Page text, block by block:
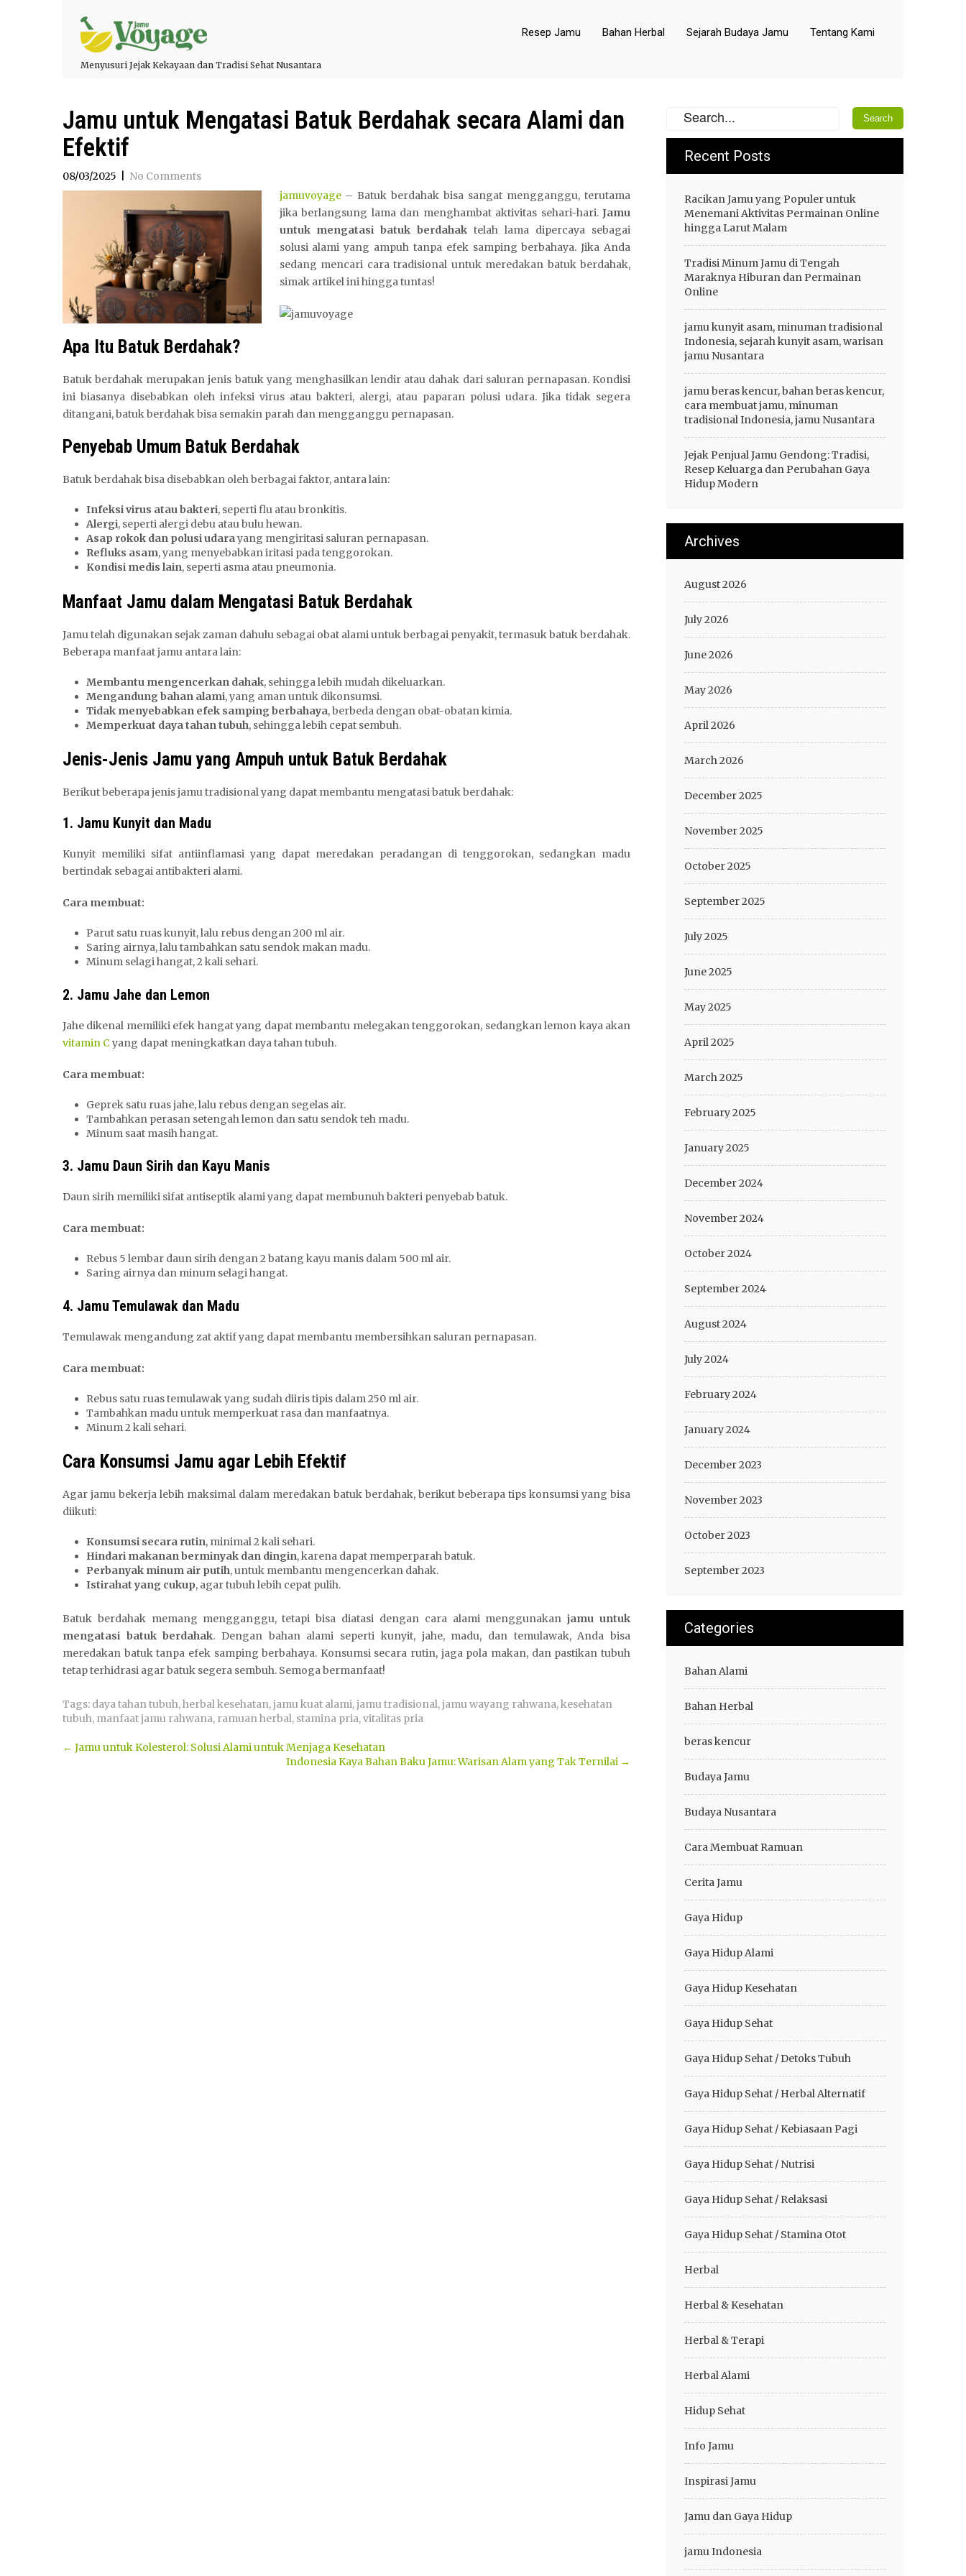
Menyusuri Jejak Kekayaan dan Tradisi Sehat Nusantara
Resep Jamu Bahan Herbal Sejarah Budaya Jamu Tentang Kami
Jamu untuk Mengatasi Batuk Berdahak secara Alami dan
Efektif
08/03/2025
No Comments
jamuvoyage– Batuk berdahak bisa sangat mengganggu, terutama
jika berlangsung lama dan menghambat aktivitas sehari-hari. Jamu
untuk mengatasi batuk berdahak telah lama dipercaya sebagai
solusi alami yang ampuh tanpa efek samping berbahaya. Jika Anda
sedang mencari cara tradisional untuk meredakan batuk berdahak,
simak artikel ini hingga tuntas!
Apa Itu Batuk Berdahak?
Batuk berdahak merupakan jenis batuk yang menghasilkan lendir atau dahak dari saluran pernapasan. Kondisi
ini biasanya disebabkan oleh infeksi virus atau bakteri, alergi, atau paparan polusi udara. Jika tidak segera
ditangani, batuk berdahak bisa semakin parah dan mengganggu pernapasan.
Penyebab Umum Batuk Berdahak
Batuk berdahak bisa disebabkan oleh berbagai faktor, antara lain:
Infeksi virus atau bakteri, seperti flu atau bronkitis.
Alergi, seperti alergi debu atau bulu hewan.
Asap rokok dan polusi udarayang mengiritasi saluran pernapasan.
Refluks asam, yang menyebabkan iritasi pada tenggorokan.
Kondisi medis lain, seperti asma atau pneumonia.
Manfaat Jamu dalam Mengatasi Batuk Berdahak
Jamu telah digunakan sejak zaman dahulu sebagai obat alami untuk berbagai penyakit, termasuk batuk berdahak.
Beberapa manfaat jamu antara lain:
Membantu mengencerkan dahak, sehingga lebih mudah dikeluarkan.
Mengandung bahan alami, yang aman untuk dikonsumsi.
Tidak menyebabkan efek samping berbahaya, berbeda dengan obat-obatan kimia.
Memperkuat daya tahan tubuh, sehingga lebih cepat sembuh.
Jenis-Jenis Jamu yang Ampuh untuk Batuk Berdahak
Berikut beberapa jenis jamu tradisional yang dapat membantu mengatasi batuk berdahak:
1. Jamu Kunyit dan Madu
Kunyit memiliki sifat antiinflamasi yang dapat meredakan peradangan di tenggorokan, sedangkan madu
bertindak sebagai antibakteri alami.
Cara membuat:
Parut satu ruas kunyit, lalu rebus dengan 200 ml air.
Saring airnya, lalu tambahkan satu sendok makan madu.
Minum selagi hangat, 2 kali sehari.
2. Jamu Jahe dan Lemon
Jahe dikenal memiliki efek hangat yang dapat membantu melegakan tenggorokan, sedangkan lemon kaya akan
vitamin C yang dapat meningkatkan daya tahan tubuh.
Cara membuat:
Geprek satu ruas jahe, lalu rebus dengan segelas air.
Tambahkan perasan setengah lemon dan satu sendok teh madu.
Minum saat masih hangat.
3. Jamu Daun Sirih dan Kayu Manis
Daun sirih memiliki sifat antiseptik alami yang dapat membunuh bakteri penyebab batuk.
Cara membuat:
Rebus 5 lembar daun sirih dengan 2 batang kayu manis dalam 500 ml air.
Saring airnya dan minum selagi hangat.
4. Jamu Temulawak dan Madu
Temulawak mengandung zat aktif yang dapat membantu membersihkan saluran pernapasan.
Cara membuat:
Rebus satu ruas temulawak yang sudah diiris tipis dalam 250 ml air.
Tambahkan madu untuk memperkuat rasa dan manfaatnya.
Minum 2 kali sehari.
Cara Konsumsi Jamu agar Lebih Efektif
Agar jamu bekerja lebih maksimal dalam meredakan batuk berdahak, berikut beberapa tips konsumsi yang bisa
diikuti:
Konsumsi secara rutin, minimal 2 kali sehari.
Hindari makanan berminyak dan dingin, karena dapat memperparah batuk.
Perbanyak minum air putih, untuk membantu mengencerkan dahak.
Istirahat yang cukup, agar tubuh lebih cepat pulih.
Batuk berdahak memang mengganggu, tetapi bisa diatasi dengan cara alami menggunakanjamu untuk
mengatasi batuk berdahak. Dengan bahan alami seperti kunyit, jahe, madu, dan temulawak, Anda bisa
meredakan batuk tanpa efek samping berbahaya. Konsumsi secara rutin, jaga pola makan, dan pastikan tubuh
tetap terhidrasi agar batuk segera sembuh. Semoga bermanfaat!
Tags: daya tahan tubuh,herbal kesehatan,jamu kuat alami,jamu tradisional,jamu wayang rahwana,kesehatan
tubuh, manfaat jamu rahwana, ramuan herbal, stamina pria,vitalitas pria
Post
← Jamu untuk Kolesterol: Solusi Alami untuk Menjaga Kesehatan
Indonesia Kaya Bahan Baku Jamu: Warisan Alam yang Tak Ternilai →
Recent Posts
Racikan Jamu yang Populer untuk
Menemani Aktivitas Permainan Online
hingga Larut Malam
Tradisi Minum Jamu di Tengah
Maraknya Hiburan dan Permainan
Online
jamu kunyit asam, minuman tradisional
Indonesia, sejarah kunyit asam, warisan
jamu Nusantara
jamu beras kencur, bahan beras kencur,
cara membuat jamu, minuman
tradisional Indonesia, jamu Nusantara
Jejak Penjual Jamu Gendong: Tradisi,
Resep Keluarga dan Perubahan Gaya
Hidup Modern
Archives
August 2026
July 2026
June 2026
May 2026
April 2026
March 2026
December 2025
November 2025
October 2025
September 2025
July 2025
June 2025
May 2025
April 2025
March 2025
February 2025
January 2025
December 2024
November 2024
October 2024
September 2024
August 2024
July 2024
February 2024
January 2024
December 2023
November 2023
October 2023
September 2023
Categories
Bahan Alami
Bahan Herbal
beras kencur
Budaya Jamu
Budaya Nusantara
Cara Membuat Ramuan
Cerita Jamu
Gaya Hidup
Gaya Hidup Alami
Gaya Hidup Kesehatan
Gaya Hidup Sehat
Gaya Hidup Sehat / Detoks Tubuh
Gaya Hidup Sehat / Herbal Alternatif
Gaya Hidup Sehat / Kebiasaan Pagi
Gaya Hidup Sehat / Nutrisi
Gaya Hidup Sehat / Relaksasi
Gaya Hidup Sehat / Stamina Otot
Herbal
Herbal & Kesehatan
Herbal & Terapi
Herbal Alami
Hidup Sehat
Info Jamu
Inspirasi Jamu
Jamu dan Gaya Hidup
jamu Indonesia